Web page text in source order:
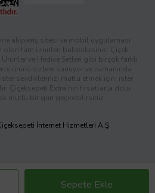
Sepete Ekle
alışveriş sitesi ve mobil uygulaması
olan tüm ürünleri bulabilirsiniz. Çiçek,
ve Hediye Setleri gibi birçok farklı
ürünü sizlere sunuyor ve zamanında
ister sevdiklerinizi mutlu etmek için, ister
Çiçeksepeti Extra’nın fırsatlarla dolu
mutlu bir gün geçirebilirsiniz.
İnternet Hizmetleri A.Ş